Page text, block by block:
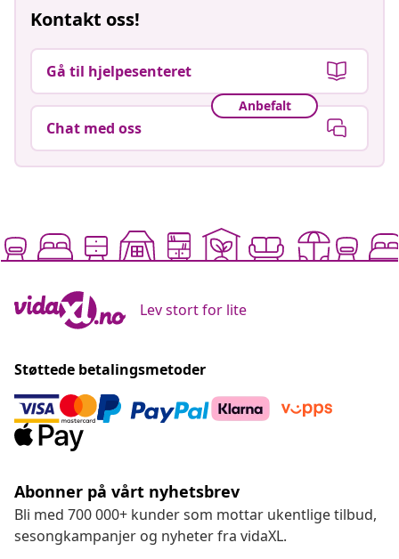
Kontakt oss!
Gå til hjelpesenteret
Anbefalt
Chat med oss
Lev stort for lite
Støttede betalingsmetoder
Abonner på vårt nyhetsbrev
Bli med 700 000+ kunder som mottar ukentlige tilbud,
sesongkampanjer og nyheter fra vidaXL.